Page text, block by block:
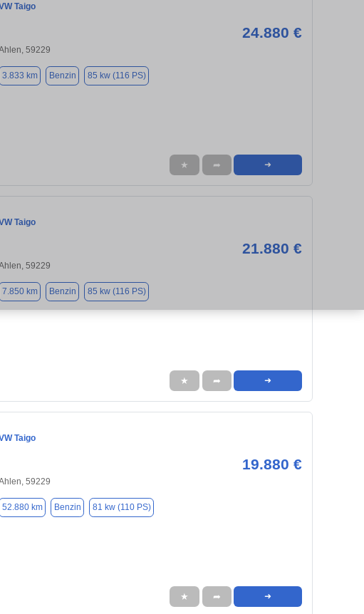
Taigo
24.880 €
59229
3.833 km Benzin 85 kw (116 PS)
★ ➦ ➜
Taigo
21.880 €
59229
7.850 km Benzin 85 kw (116 PS)
★ ➦ ➜
Taigo
19.880 €
59229
52.880 km Benzin 81 kw (110 PS)
★ ➦ ➜